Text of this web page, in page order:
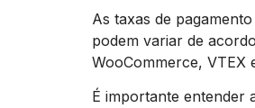
As taxas de
podem variar de
WooCommerce, VTEX
É importante entender